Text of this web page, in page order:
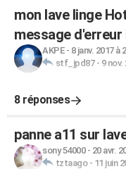
mon lave linge
message d'erreur
AKPE- 8 janv. 2017 à
stf_jpd87- 9 nov.
8 réponses
panne a11 sur
sony 54000- 20 avr.
tztaago- 11 juin